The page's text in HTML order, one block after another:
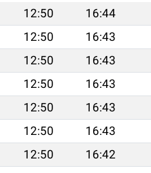
12:50 16:44
12:50 16:43
12:50 16:43
12:50 16:43
12:50 16:43
12:50 16:43
12:50 16:42